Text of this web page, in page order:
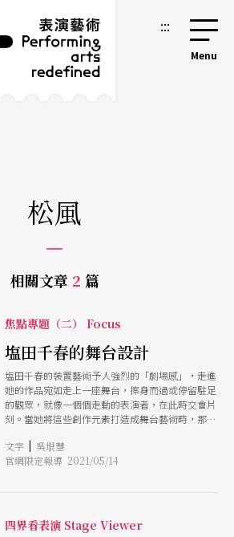
:::
松風
相關文章 2 篇
焦點專題（二） Focus
塩田千春的舞台設計
塩田千春的裝置藝術予人強烈的「劇場感」，走進
她的作品宛如走上一座舞台，擦身而過或停留駐足
的觀眾，就像一個個走動的表演者，在此時交會片
刻。當她將這些創作元素打造成舞台藝術時，那些
那些「不在中的存在」不僅賦予舞台表演更豐富的
詮釋觀點，也提供觀眾探問生命本質更多重的想
文字 | 吳垠慧
官網限定報導 2021/05/14
四界看表演 Stage Viewer